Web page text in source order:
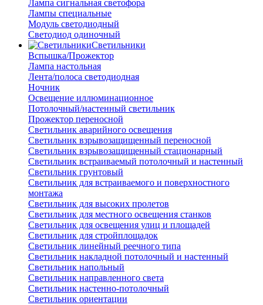
Лампа сигнальная светофора
Лампы специальные
Модуль светодиодный
Светодиод одиночный
Светильники
Вспышка/Прожектор
Лампа настольная
Лента/полоса светодиодная
Ночник
Освещение иллюминационное
Потолочный/настенный светильник
Прожектор переносной
Светильник аварийного освещения
Светильник взрывозащищенный переносной
Светильник взрывозащищенный стационарный
Светильник встраиваемый потолочный и настенный
Светильник грунтовый
Светильник для встраиваемого и поверхностного
монтажа
Светильник для высоких пролетов
Светильник для местного освещения станков
Светильник для освещения улиц и площадей
Светильник для стройплощадок
Светильник линейный реечного типа
Светильник накладной потолочный и настенный
Светильник напольный
Светильник направленного света
Светильник настенно-потолочный
Светильник ориентации